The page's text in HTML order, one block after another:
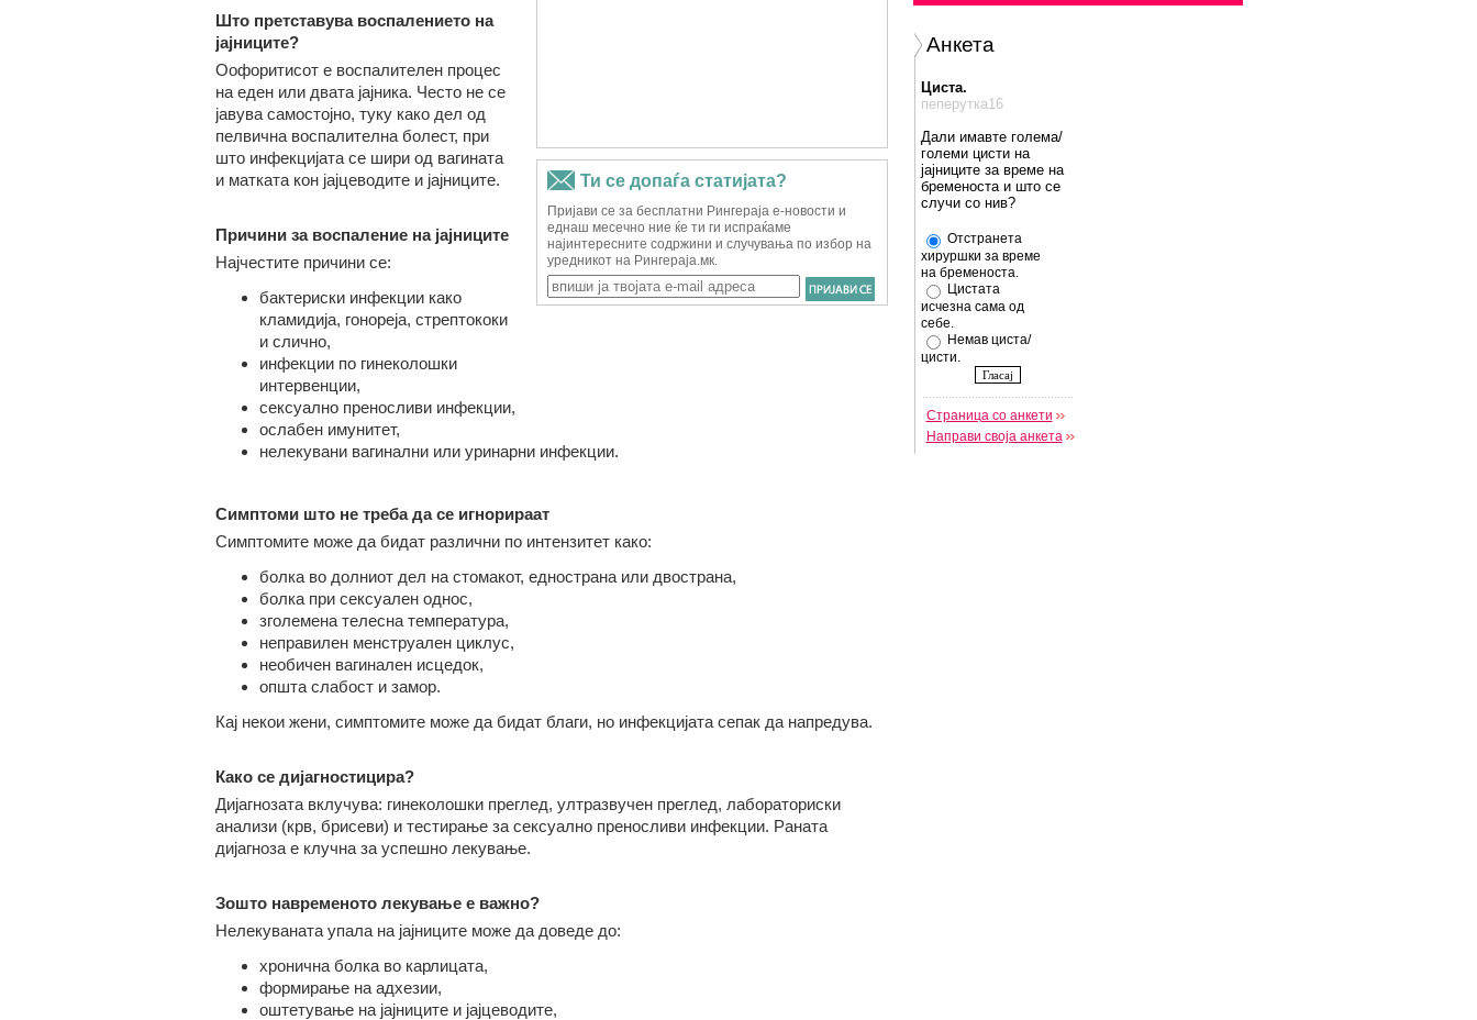
Што претставува воспалението на
јајниците?
Оофоритисот е воспалителен процес
на еден или двата јајника. Често не се
јавува самостојно, туку како дел од
пелвична воспалителна болест, при
што инфекцијата се шири од вагината
и матката кон јајцеводите и јајниците.
Причини за воспалениена јајниците
Најчестите причини се:
бактериски инфекции како
кламидија, гонореја, стрептококи
и слично,
инфекции по гинеколошки
интервенции,
сексуално преносливи инфекции,
ослабен имунитет,
нелекувани вагинални или уринарни инфекции.
Симптоми што не треба да се игнорираат
Симптомите може да бидат различни по интензитет како:
болка во долниот дел на стомакот, еднострана или двострана,
болка при сексуален однос,
зголемена телесна температура,
неправилен менструален циклус,
необичен вагинален исцедок,
општа слабост и замор.
Кај некои жени, симптомите може да бидат благи, но инфекцијата сепак да напредува.
Како се дијагностицира?
Дијагнозата вклучува: гинеколошки преглед, ултразвучен преглед, лабораториски
анализи (крв, брисеви) и тестирање за сексуално преносливи инфекции. Раната
дијагноза е клучна за успешно лекување.
Зошто навременото лекување е важно?
Нелекуваната упала на јајниците може да доведе до:
хронична болка во карлицата,
формирање на адхезии,
оштетување на јајниците и јајцеводите,
Анкета
Циста.
пеперутка16
Дали имавте голема/
големи цисти на
јајниците за време на
бременоста и што се
случи со нив?
Отстранета
хируршки за време
на бременоста.
Цистата
исчезна сама од
себе.
Немав циста/
цисти.
Страница со анкети
Направи своја анкета